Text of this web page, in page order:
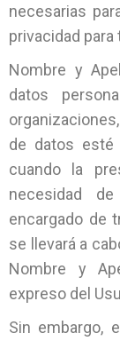
necesarias
privacidad
Nombre y
datos
de datos esté
cuando la
necesidad
encargado de
se llevará a
Nombre y
expreso del
Sin embargo,